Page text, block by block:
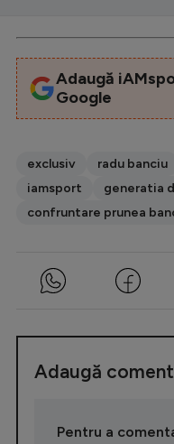
Adaugă
Google
exclusiv radu banciu
iamsport
generatia
confruntare prunea
Adaugă
Pentru a